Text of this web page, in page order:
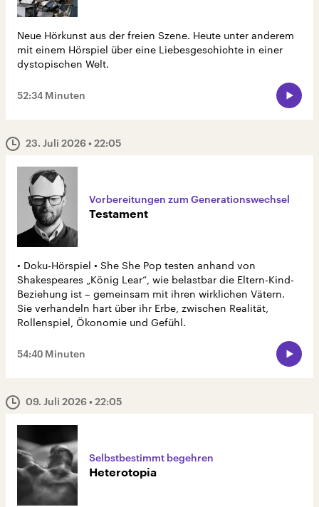
Neue Hörkunst aus der freien Szene. Heute unter anderem
mit einem Hörspiel über eine Liebesgeschichte in einer
dystopischen Welt.
52:34 Minuten
23. Juli 2026• 22:05
Vorbereitungen zum Generationswechsel
Testament
• Doku-Hörspiel • She She Pop testen anhand von
Shakespeares „König Lear“, wie belastbar die Eltern-Kind-
Beziehung ist – gemeinsam mit ihren wirklichen Vätern.
Sie verhandeln hart über ihr Erbe, zwischen Realität,
Rollenspiel, Ökonomie und Gefühl.
54:40 Minuten
09. Juli 2026• 22:05
Selbstbestimmt begehren
Heterotopia